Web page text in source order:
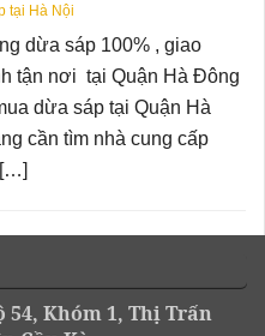
tại Hà Nội
dừa sáp 100% , giao
tận nơi tại Quận Hà Đông
dừa sáp tại Quận Hà
cần tìm nhà cung cấp
54, Khóm 1, Thị Trấn